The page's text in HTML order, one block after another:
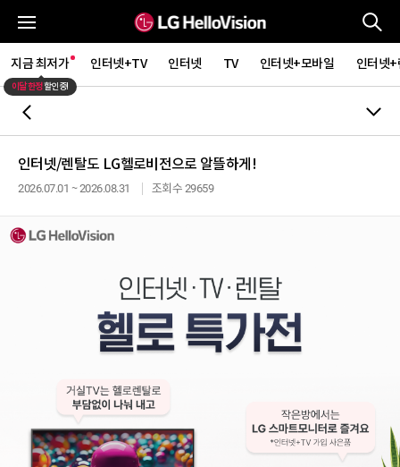
지금 최저가 인터넷+TV 인터넷 TV 인터넷+모바일 인터넷+
이달 한정할인중!
인터넷/렌탈도 LG헬로비전으로 알뜰하게!
2026.07.01 ~ 2026.08.31 조회수 29659